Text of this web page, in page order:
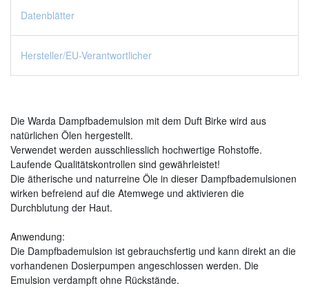
Datenblätter
Hersteller/EU-Verantwortlicher
Die Warda Dampfbademulsion mit dem Duft Birke wird aus
natürlichen Ölen hergestellt.
Verwendet werden ausschliesslich hochwertige Rohstoffe.
Laufende Qualitätskontrollen sind gewährleistet!
Die ätherische und naturreine Öle in dieser Dampfbademulsionen
wirken befreiend auf die Atemwege und aktivieren die
Durchblutung der Haut.
Anwendung:
Die Dampfbademulsion ist gebrauchsfertig und kann direkt an die
vorhandenen Dosierpumpen angeschlossen werden. Die
Emulsion verdampft ohne Rückstände.